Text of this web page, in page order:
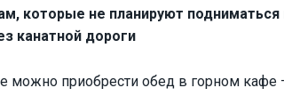
которые не планируют
канатной дороги
приобрести обед в горном кафе